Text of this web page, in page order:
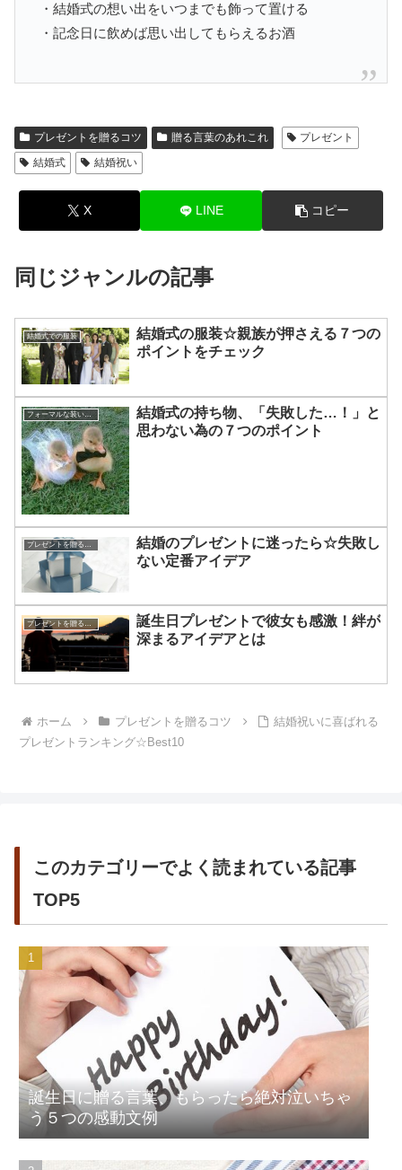
・結婚式の想い出をいつまでも飾って置ける
・記念日に飲めば思い出してもらえるお酒
プレゼントを贈るコツ 贈る言葉のあれこれ
プレゼント
結婚式
結婚祝い
X LINE コピー
同じジャンルの記事
結婚式での服装
結婚式の服装☆親族が押さえる７つの
ポイントをチェック
フォーマルな装いのアドバイス
結婚式の持ち物、「失敗した…！」と
思わない為の７つのポイント
プレゼントを贈るコツ
結婚のプレゼントに迷ったら☆失敗し
ない定番アイデア
誕生日プレゼントで彼女も感激！絆が
深まるアイデアとは
ホーム プレゼントを贈るコツ
結婚祝いに喜ばれる
プレゼントランキング☆Best10
このカテゴリーでよく読まれている記事
TOP5
誕生日に贈る言葉、もらったら絶対泣いちゃ
う５つの感動文例